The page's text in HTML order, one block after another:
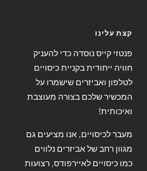
קצת עלינו
פנטזי קייס נוסדה כדי להעניק
חוויה ייחודית בקניית כיסויים
לטלפון ואביזרים שישמרו על
המכשיר שלכם בצורה מעוצבת
ואיכותית!
מעבר לכיסויים, אנו מציעים גם
מגוון רחב של אביזרים נלווים
כמו כיסויים לאיירפודס, רצועות